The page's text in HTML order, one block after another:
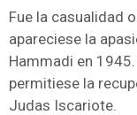
Fue la casualidad
apareciese la
Hammadi en
permitiese la
Judas Iscariote.